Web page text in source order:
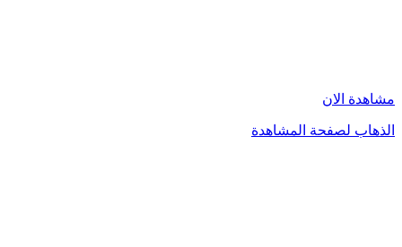
مشاهدة الان
الذهاب لصفحة المشاهدة